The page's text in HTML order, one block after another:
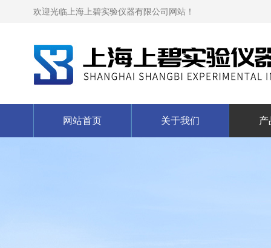
欢迎光临上海上碧实验仪器有限公司网站！
网站首页 关于我们 产